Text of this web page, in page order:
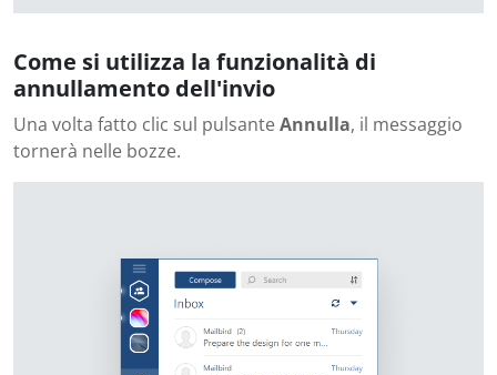
Come si utilizza la funzionalità di
annullamento dell'invio
Una volta fatto clic sul pulsanteAnnulla, il messaggio
tornerà nelle bozze.